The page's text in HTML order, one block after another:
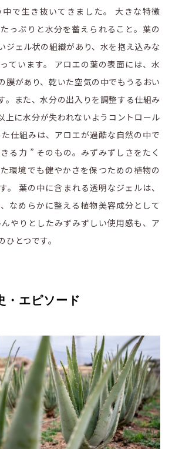
で生き抜いてきました。 大きな特徴
っぷりと水分を蓄えられること。葉の
ジェル状の組織があり、水を抱え込みな
ています。 アロエの葉の表面には、水
膜があり、乾いた空気の中でもうるおい
。また、水分の出入りを調整する仕組み
上に水分が失われないようコントロール
仕組みは、アロエが過酷な自然の中で
る力 ” そのもの。みずみずしさをたく
環境でも健やかさを保つための植物の
。 葉の中に含まれる透明なジェルは、
なめらかに整える植物美容成分として
やりとしたみずみずしい使用感も、ア
とつです。
・エピソード